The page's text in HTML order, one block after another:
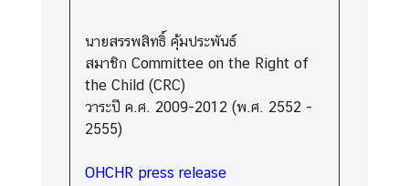
นายสรรพสิทธิ์ คุ้มประพันธ์
สมาชิก Committee on the Right of
the Child (CRC)
วาระปี ค.ศ. 2009-2012 (พ.ศ. 2552 -
2555)
OHCHR press release